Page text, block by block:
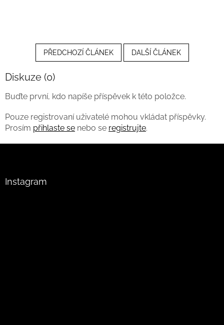
PŘEDCHOZÍ ČLÁNEK DALŠÍ ČLÁNEK
Diskuze (0)
Buďte první, kdo napíše příspěvek k této položce.
Pouze registrovaní uživatelé mohou vkládat příspěvky.
Prosím přihlaste se nebo se registrujte.
Instagram